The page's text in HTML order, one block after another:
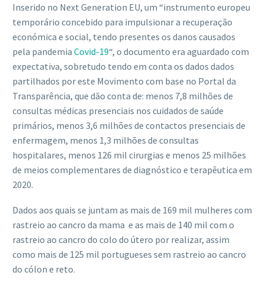
Inserido no Next Generation EU, um “instrumento europeu
temporário concebido para impulsionar a recuperação
económica e social, tendo presentes os danos causados
pela pandemia Covid-19“, o documento era aguardado com
expectativa, sobretudo tendo em conta os dados dados
partilhados por este Movimento com base no Portal da
Transparência, que dão conta de: menos 7,8 milhões de
consultas médicas presenciais nos cuidados de saúde
primários, menos 3,6 milhões de contactos presenciais de
enfermagem, menos 1,3 milhões de consultas
hospitalares, menos 126 mil cirurgias e menos 25 milhões
de meios complementares de diagnóstico e terapêutica em
2020.
Dados aos quais se juntam as mais de 169 mil mulheres com
rastreio ao cancro da mama e as mais de 140 mil com o
rastreio ao cancro do colo do útero por realizar, assim
como mais de 125 mil portugueses sem rastreio ao cancro
do cólon e reto.